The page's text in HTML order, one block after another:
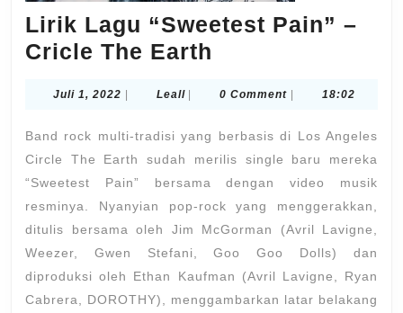
Lirik Lagu “Sweetest Pain” –
Cricle The Earth
“Sweetest
Pain”
–
Cricle
The
Earth
Juli 1, 2022 Juli
| LeallLeall
| 0 Comment | 18:02
Band rock multi-tradisi yang berbasis di Los Angeles
Circle The Earth sudah merilis single baru mereka
“Sweetest Pain” bersama dengan video musik
resminya. Nyanyian pop-rock yang menggerakkan,
ditulis bersama oleh Jim McGorman (Avril Lavigne,
Weezer, Gwen Stefani, Goo Goo Dolls) dan
diproduksi oleh Ethan Kaufman (Avril Lavigne, Ryan
Cabrera, DOROTHY), menggambarkan latar belakang